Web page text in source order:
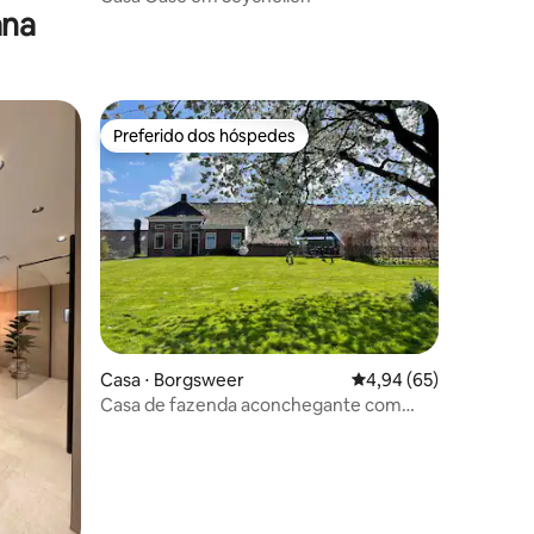
Preferido dos hóspedes
Preferido dos hóspedes
Casa ⋅ Borgsweer 4,94 de uma
4,94 (65)
Casa de fazenda aconchegante com